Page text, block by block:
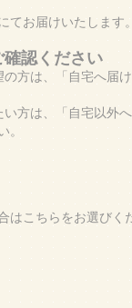
お届けいたします。
認ください
方は、「自宅へ届け
方は、「自宅以外へ
はこちらをお選びく